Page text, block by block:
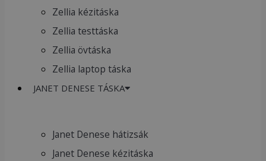
Zellia kézitáska
Zellia testtáska
Zellia övtáska
Zellia laptop táska
JANET DENESE TÁSKA
Janet Denese hátizsák
Janet Denese kézitáska